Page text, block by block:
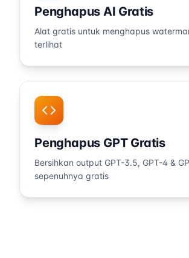
Penghapus AI Gratis
Alat gratis untuk menghapus
terlihat
Penghapus GPT Gratis
Bersihkan output GPT-3.5, GPT-4 &
sepenuhnya gratis